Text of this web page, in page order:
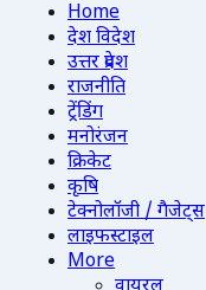
Home
देश विदेश
उत्तर प्रदेश
राजनीति
ट्रेंडिंग
मनोरंजन
क्रिकेट
कृषि
टेक्नोलॉजी / गैजेट्स
लाइफस्टाइल
More